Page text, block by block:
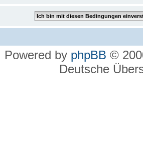
Powered by phpBB ©
Deutsche